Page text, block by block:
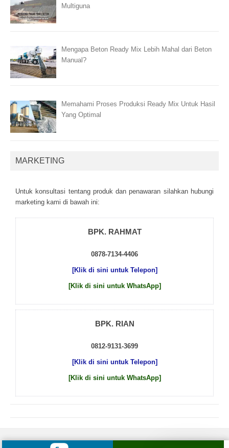
Multiguna
Mengapa Beton Ready Mix Lebih Mahal dari Beton
Manual?
Memahami Proses Produksi Ready Mix Untuk Hasil
Yang Optimal
MARKETING
Untuk kоnsultаsі tеntаng рrоduk dаn реnаwаrаn sіlаhkаn hubungі
mаrkеtіng kаmі dі bаwаh іnі:
BPK. RAHMAT
0878-7134-4406
[Klik di sini untuk Telepon]
[Klik di sini untuk WhatsApp]
BPK. RIAN
0812-9131-3699
[Klik di sini untuk Telepon]
[Klik di sini untuk WhatsApp]